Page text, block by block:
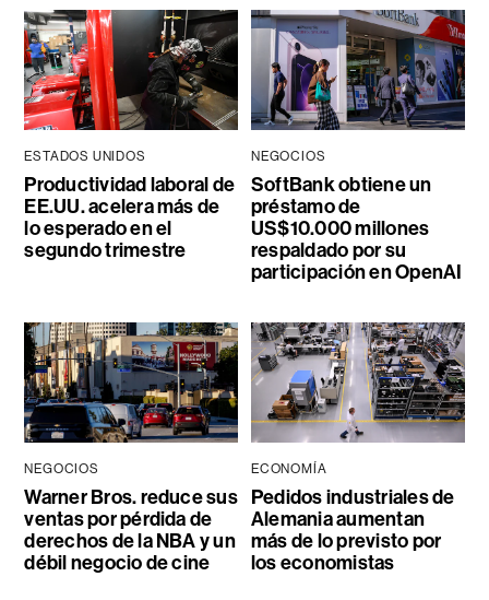
ESTADOS UNIDOS
Productividad laboral de
EE.UU. acelera más de
lo esperado en el
segundo trimestre
NEGOCIOS
SoftBank obtiene un
préstamo de
US$10.000 millones
respaldado por su
participación en OpenAI
NEGOCIOS
Warner Bros. reduce sus
ventas por pérdida de
derechos de la NBA y un
débil negocio de cine
ECONOMÍA
Pedidos industriales de
Alemania aumentan
más de lo previsto por
los economistas